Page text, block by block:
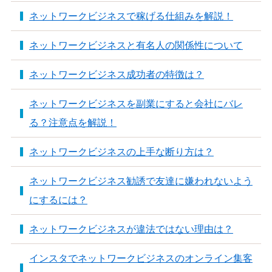
ネットワークビジネスで稼げる仕組みを解説！
ネットワークビジネスと有名人の関係性について
ネットワークビジネス成功者の特徴は？
ネットワークビジネスを副業にすると会社にバレ
る？注意点を解説！
ネットワークビジネスの上手な断り方は？
ネットワークビジネス勧誘で友達に嫌われないよう
にするには？
ネットワークビジネスが違法ではない理由は？
インスタでネットワークビジネスのオンライン集客